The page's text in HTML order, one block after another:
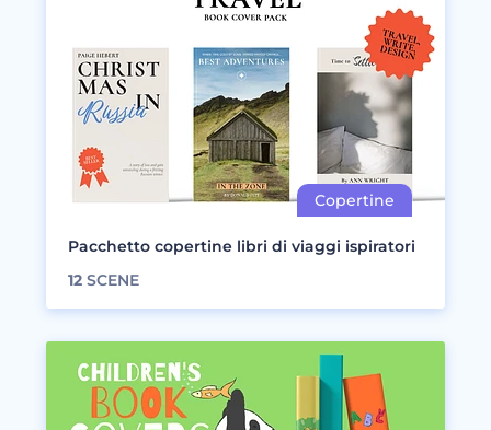
Pacchetto copertine libri di viaggi ispiratori
12 SCENE